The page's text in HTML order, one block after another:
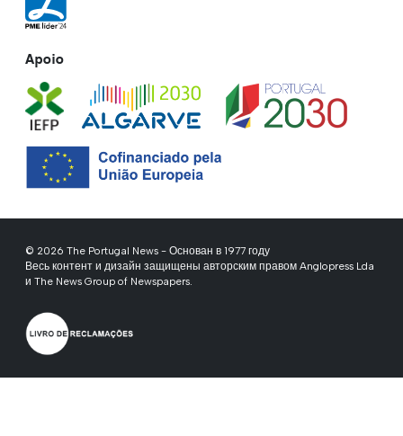
Apoio
© 2026 The Portugal News - Основан в 1977 году
Весь контент и дизайн защищены авторским правом Anglopress Lda
и The News Group of Newspapers.